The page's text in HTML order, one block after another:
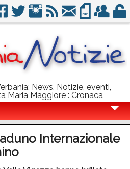
News, Notizie, eventi,
Maria Maggiore : Cronaca
Internazionale